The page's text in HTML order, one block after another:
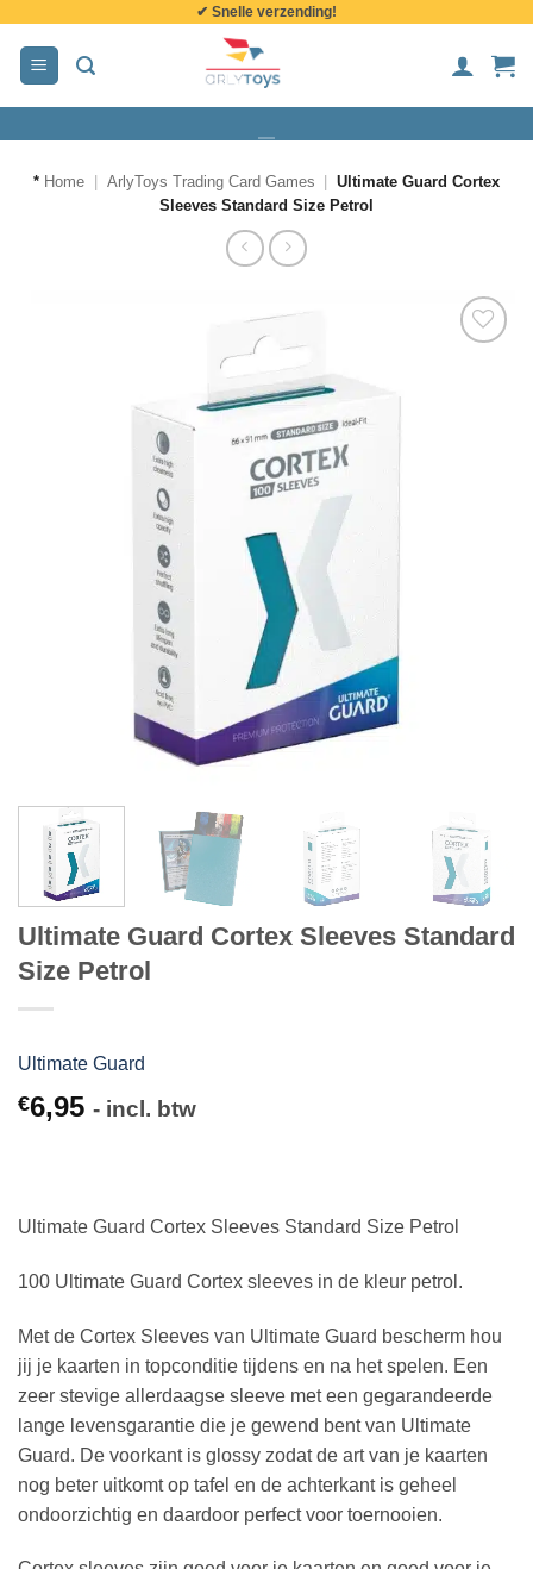
inhoud
✔ Snelle verzending!
* Home ArlyToys Trading Card Games
Ultimate Guard Cortex
Sleeves Standard Size Petrol
Ultimate Guard Cortex Sleeves Standard
Size Petrol
Ultimate Guard
€6,95 - incl. btw
Ultimate Guard Cortex Sleeves Standard Size Petrol
100 Ultimate Guard Cortex sleeves in de kleur petrol.
Met de Cortex Sleeves van Ultimate Guard bescherm hou
jij je kaarten in topconditie tijdens en na het spelen. Een
zeer stevige allerdaagse sleeve met een gegarandeerde
lange levensgarantie die je gewend bent van Ultimate
Guard. De voorkant is glossy zodat de art van je kaarten
nog beter uitkomt op tafel en de achterkant is geheel
ondoorzichtig en daardoor perfect voor toernooien.